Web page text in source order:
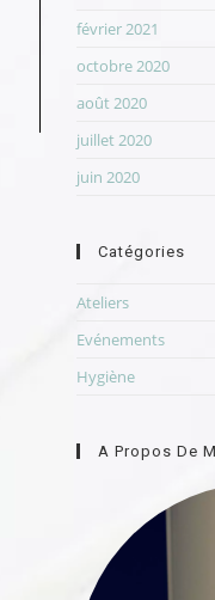
février 2021
octobre 2020
août 2020
juillet 2020
juin 2020
Catégories
Ateliers
Evénements
Hygiène
A Propos De